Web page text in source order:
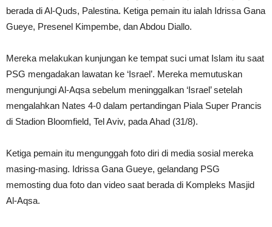
berada di Al-Quds, Palestina. Ketiga pemain itu ialah Idrissa Gana
Gueye, Presenel Kimpembe, dan Abdou Diallo.
Mereka melakukan kunjungan ke tempat suci umat Islam itu saat
PSG mengadakan lawatan ke ‘Israel’. Mereka memutuskan
mengunjungi Al-Aqsa sebelum meninggalkan ‘Israel’ setelah
mengalahkan Nates 4-0 dalam pertandingan Piala Super Prancis
di Stadion Bloomfield, Tel Aviv, pada Ahad (31/8).
Ketiga pemain itu mengunggah foto diri di media sosial mereka
masing-masing. Idrissa Gana Gueye, gelandang PSG
memosting dua foto dan video saat berada di Kompleks Masjid
Al-Aqsa.